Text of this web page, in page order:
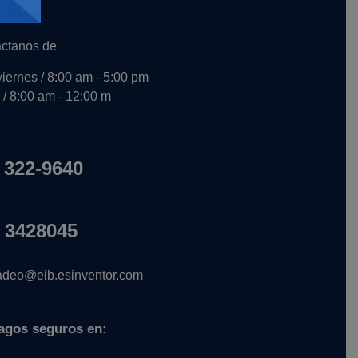
de
/ 8:00 am - 5:00 pm
8:00 am - 12:00 m
9640
seguros en: